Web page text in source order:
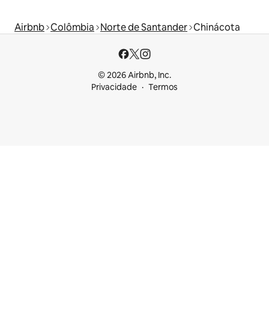
Airbnb Colômbia Norte de Santander Chinácota
© 2026 Airbnb, Inc.
Privacidade
Termos